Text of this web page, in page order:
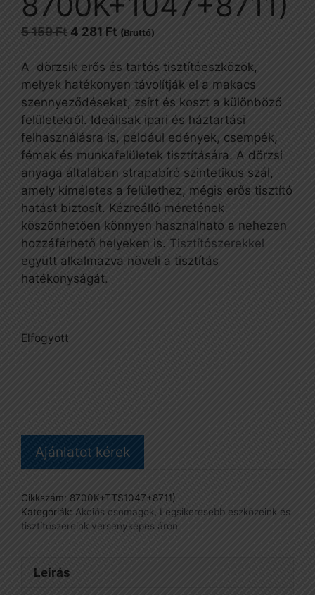
5 159Ft Original
was:
5
159 Ft.
4 281 Ft Current
is:
4
281 Ft.
(Bruttó)
A dörzsik erős és tartós tisztítóeszközök,
melyek hatékonyan távolítják el a makacs
szennyeződéseket, zsírt és koszt a különböző
felületekről. Ideálisak ipari és háztartási
felhasználásra is, például edények, csempék,
fémek és munkafelületek tisztítására. A dörzsi
anyaga általában strapabíró szintetikus szál,
amely kíméletes a felülethez, mégis erős tisztító
hatást biztosít. Kézreálló méretének
köszönhetően könnyen használható a nehezen
hozzáférhető helyeken is. Tisztítószerekkel
együtt alkalmazva növeli a tisztítás
hatékonyságát.
Elfogyott
Ajánlatot kérek
Cikkszám: 8700K+TTS1047+8711)
Kategóriák: Akciós csomagok, Legsikeresebb eszközeink és
tisztítószereink versenyképes áron
Leírás